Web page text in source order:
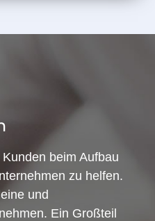
beim Aufbau
zu helfen.
und
Ein Großteil